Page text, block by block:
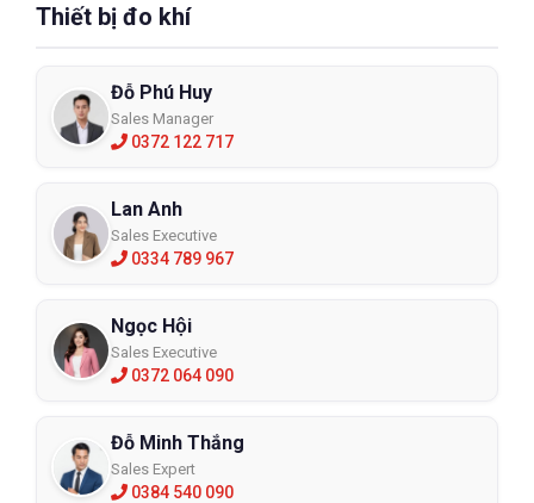
Thiết bị đo khí
Đỗ Phú Huy
Sales Manager
0372 122 717
Lan Anh
Sales Executive
0334 789 967
Ngọc Hội
Sales Executive
0372 064 090
Đỗ Minh Thắng
Sales Expert
0384 540 090